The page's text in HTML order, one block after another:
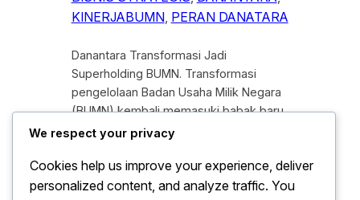
KINERJABUMN, PERAN DANATARA
Danantara Transformasi Jadi
Superholding BUMN. Transformasi
pengelolaan Badan Usaha Milik Negara
(BUMN) kembali memasuki babak baru
dengan kehadiran Danantara sebagai
gadang menjadi langkah strategis
pemerintah untuk meningkatkan
We respect your privacy
Cookies help us improve your experience, deliver
personalized content, and analyze traffic. You